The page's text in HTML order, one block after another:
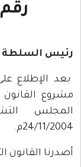
رقم (13) لسنة
رئيس السلطة
بعد الإطلاع
مشروع
المجلس
24/11/2004م.
أصدرنا القانون